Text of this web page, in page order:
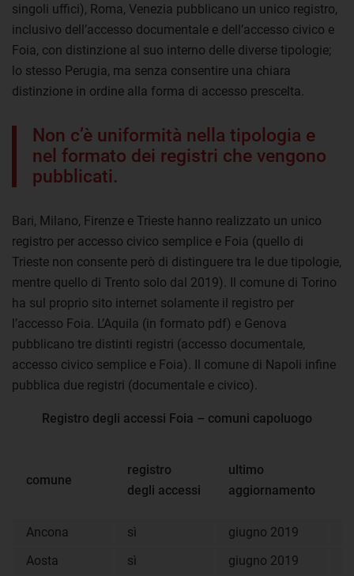
singoli uffici), Roma, Venezia pubblicano un unico registro,
inclusivo dell’accesso documentale e dell’accesso civico e
Foia, con distinzione al suo interno delle diverse tipologie;
lo stesso Perugia, ma senza consentire una chiara
distinzione in ordine alla forma di accesso prescelta.
Non c’è uniformità nella tipologia e
nel formato dei registri che vengono
pubblicati.
Bari, Milano, Firenze e Trieste hanno realizzato un unico
registro per accesso civico semplice e Foia (quello di
Trieste non consente però di distinguere tra le due tipologie,
mentre quello di Trento solo dal 2019). Il comune di Torino
ha sul proprio sito internet solamente il registro per
l’accesso Foia. L’Aquila (in formato pdf) e Genova
pubblicano tre distinti registri (accesso documentale,
accesso civico semplice e Foia). Il comune di Napoli infine
pubblica due registri (documentale e civico).
Registro degli accessi Foia – comuni capoluogo
comune
registro
degli accessi
ultimo
aggiornamento
Ancona sì giugno 2019
Aosta
sì giugno 2019